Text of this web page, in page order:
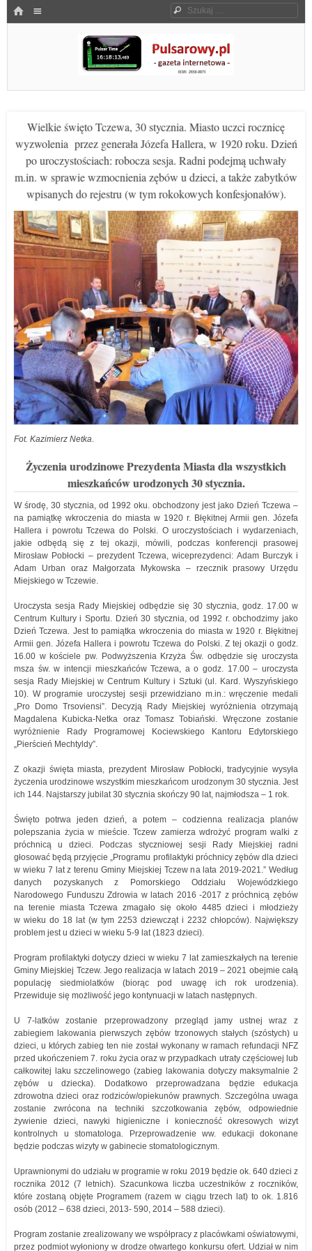
HOME Szukaj
Pulsarowy.pl
Wielkie święto Tczewa, 30 stycznia. Miasto uczci rocznicę
wyzwolenia przez generała Józefa Hallera, w 1920 roku. Dzień
po uroczystościach: robocza sesja. Radni podejmą uchwały
m.in. w sprawie wzmocnienia zębów u dzieci, a także zabytków
wpisanych do rejestru (w tym rokokowych konfesjonałów).
Fot. Kazimierz Netka.
Życzenia urodzinowe Prezydenta Miasta dla wszystkich
mieszkańców urodzonych 30 stycznia.
W środę, 30 stycznia, od 1992 oku. obchodzony jest jako Dzień Tczewa –
na pamiątkę wkroczenia do miasta w 1920 r. Błękitnej Armii gen. Józefa
Hallera i powrotu Tczewa do Polski. O uroczystościach i wydarzeniach,
jakie odbędą się z tej okazji, mówili, podczas konferencji prasowej
Mirosław Pobłocki – prezydent Tczewa, wiceprezydenci: Adam Burczyk i
Adam Urban oraz Małgorzata Mykowska – rzecznik prasowy Urzędu
Miejskiego w Tczewie.
Uroczysta sesja Rady Miejskiej odbędzie się 30 stycznia, godz. 17.00 w
Centrum Kultury i Sportu. Dzień 30 stycznia, od 1992 r. obchodzimy jako
Dzień Tczewa. Jest to pamiątka wkroczenia do miasta w 1920 r. Błękitnej
Armii gen. Józefa Hallera i powrotu Tczewa do Polski. Z tej okazji o godz.
16.00 w kościele pw. Podwyższenia Krzyża Św. odbędzie się uroczysta
msza św. w intencji mieszkańców Tczewa, a o godz. 17.00 – uroczysta
sesja Rady Miejskiej w Centrum Kultury i Sztuki (ul. Kard. Wyszyńskiego
10). W programie uroczystej sesji przewidziano m.in.: wręczenie medali
„Pro Domo Trsoviensi”. Decyzją Rady Miejskiej wyróżnienia otrzymają
Magdalena Kubicka-Netka oraz Tomasz Tobiański. Wręczone zostanie
wyróżnienie Rady Programowej Kociewskiego Kantoru Edytorskiego
„Pierścień Mechtyldy”.
Z okazji święta miasta, prezydent Mirosław Pobłocki, tradycyjnie wysyła
życzenia urodzinowe wszystkim mieszkańcom urodzonym 30 stycznia. Jest
ich 144. Najstarszy jubilat 30 stycznia skończy 90 lat, najmłodsza – 1 rok.
Święto potrwa jeden dzień, a potem – codzienna realizacja planów
polepszania życia w mieście. Tczew zamierza wdrożyć program walki z
próchnicą u dzieci. Podczas styczniowej sesji Rady Miejskiej radni
głosować będą przyjęcie „Programu profilaktyki próchnicy zębów dla dzieci
w wieku 7 lat z terenu Gminy Miejskiej Tczew na lata 2019-2021.” Według
danych pozyskanych z Pomorskiego Oddziału Wojewódzkiego
Narodowego Funduszu Zdrowia w latach 2016 -2017 z próchnicą zębów
na terenie miasta Tczewa zmagało się około 4485 dzieci i młodzieży
w wieku do 18 lat (w tym 2253 dziewcząt i 2232 chłopców). Największy
problem jest u dzieci w wieku 5-9 lat (1823 dzieci).
Program profilaktyki dotyczy dzieci w wieku 7 lat zamieszkałych na terenie
Gminy Miejskiej Tczew. Jego realizacja w latach 2019 – 2021 obejmie całą
populację siedmiolatków (biorąc pod uwagę ich rok urodzenia).
Przewiduje się możliwość jego kontynuacji w latach następnych.
U 7-latków zostanie przeprowadzony przegląd jamy ustnej wraz z
zabiegiem lakowania pierwszych zębów trzonowych stałych (szóstych) u
dzieci, u których zabieg ten nie został wykonany w ramach refundacji NFZ
przed ukończeniem 7. roku życia oraz w przypadkach utraty częściowej lub
całkowitej laku szczelinowego (zabieg lakowania dotyczy maksymalnie 2
zębów u dziecka). Dodatkowo przeprowadzana będzie edukacja
zdrowotna dzieci oraz rodziców/opiekunów prawnych. Szczególna uwaga
zostanie zwrócona na techniki szczotkowania zębów, odpowiednie
żywienie dzieci, nawyki higieniczne i konieczność okresowych wizyt
kontrolnych u stomatologa. Przeprowadzenie ww. edukacji dokonane
będzie podczas wizyty w gabinecie stomatologicznym.
Uprawnionymi do udziału w programie w roku 2019 będzie ok. 640 dzieci z
rocznika 2012 (7 letnich). Szacunkowa liczba uczestników z roczników,
które zostaną objęte Programem (razem w ciągu trzech lat) to ok. 1.816
osób (2012 – 638 dzieci, 2013- 590, 2014 – 588 dzieci).
Program zostanie zrealizowany we współpracy z placówkami oświatowymi,
przez podmiot wyłoniony w drodze otwartego konkursu ofert. Udział w nim